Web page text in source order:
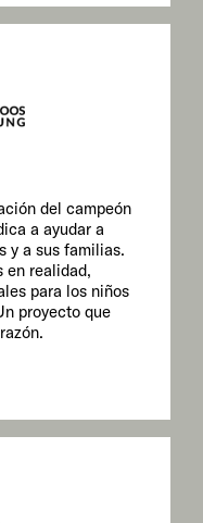
del campeón
a ayudar a
y a sus familias.
en realidad,
para los niños
proyecto que